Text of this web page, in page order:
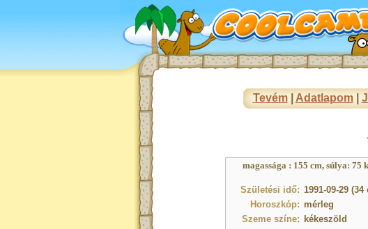
Tevém| Adatlapom|
magassága : 155 cm, súlya: 75
Születési idő: 1991-09-29 (34
Horoszkóp: mérleg
Szeme színe: kékeszöld